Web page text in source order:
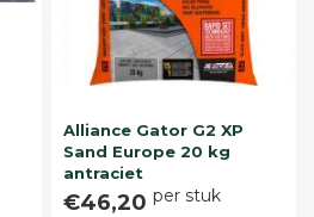
Alliance Gator G2 XP
Sand Europe 20 kg
antraciet
€46,20 per stuk